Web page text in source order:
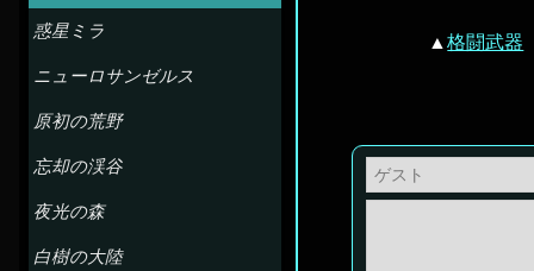
▲格闘武器
惑星ミラ
ニューロサンゼルス
原初の荒野
忘却の渓谷
夜光の森
白樹の大陸